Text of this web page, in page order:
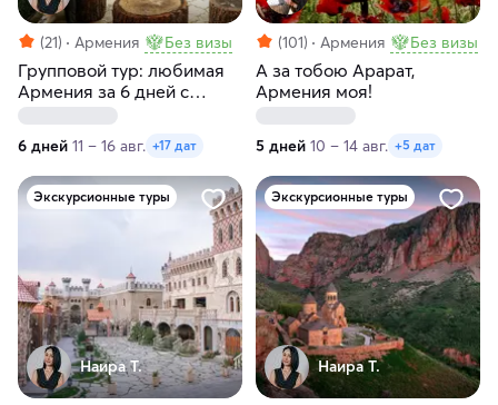
(21) Армения Без визы
Групповой тур: любимая
Армения за 6 дней с
6 дней 11 – 16 авг. +17 дат
(101) Армения Без визы
А за тобою Арарат,
Армения моя!
5 дней 10 – 14 авг. +5 дат
Экскурсионные туры
Наира Т.
Экскурсионные туры
Наира Т.